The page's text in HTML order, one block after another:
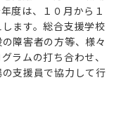
度は、１０月から１
ます。総合支援学校
障害者の方等、様々
ラムの打ち合わせ、
支援員で協力して行